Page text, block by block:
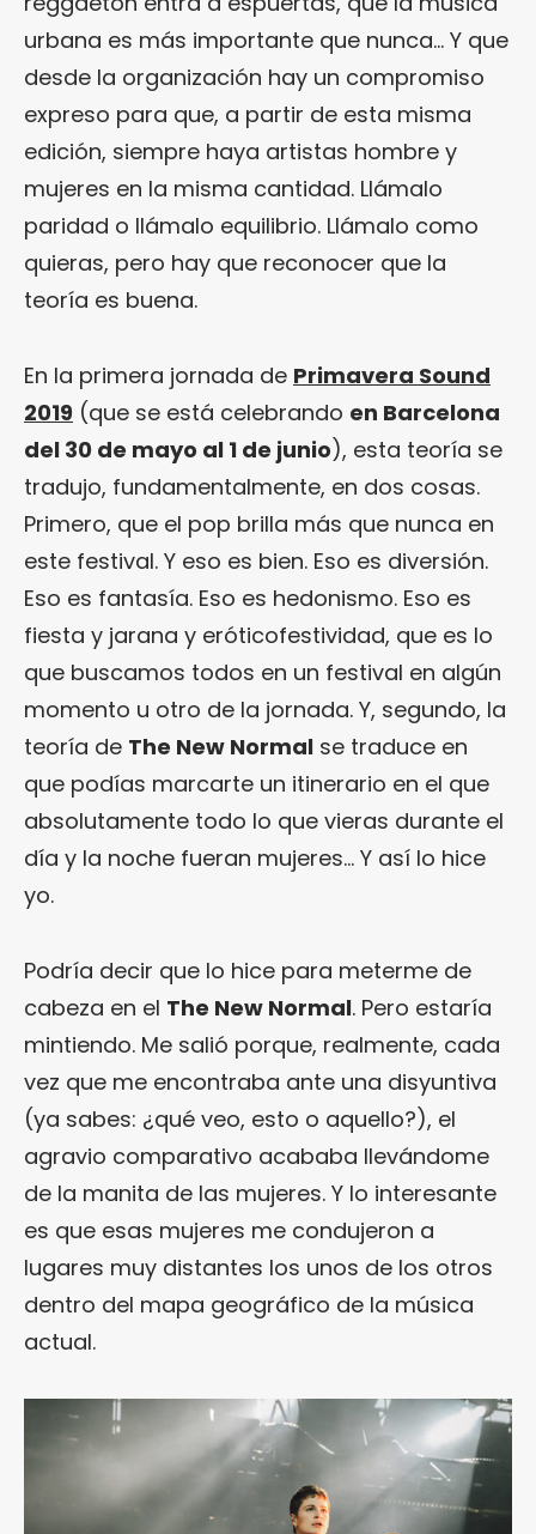
urbana es más importante que nunca… Y que
desde la organización hay un compromiso
expreso para que, a partir de esta misma
edición, siempre haya artistas hombre y
mujeres en la misma cantidad. Llámalo
paridad o llámalo equilibrio. Llámalo como
quieras, pero hay que reconocer que la
teoría es buena.
En la primera jornada de Primavera Sound
2019 (que se está celebrando en Barcelona
del 30 de mayo al 1 de junio), esta teoría se
tradujo, fundamentalmente, en dos cosas.
Primero, que el pop brilla más que nunca en
este festival. Y eso es bien. Eso es diversión.
Eso es fantasía. Eso es hedonismo. Eso es
fiesta y jarana y eróticofestividad, que es lo
que buscamos todos en un festival en algún
momento u otro de la jornada. Y, segundo, la
teoría de The New Normal se traduce en
que podías marcarte un itinerario en el que
absolutamente todo lo que vieras durante el
día y la noche fueran mujeres… Y así lo hice
yo.
Podría decir que lo hice para meterme de
cabeza en el The New Normal. Pero estaría
mintiendo. Me salió porque, realmente, cada
vez que me encontraba ante una disyuntiva
(ya sabes: ¿qué veo, esto o aquello?), el
agravio comparativo acababa llevándome
de la manita de las mujeres. Y lo interesante
es que esas mujeres me condujeron a
lugares muy distantes los unos de los otros
dentro del mapa geográfico de la música
actual.